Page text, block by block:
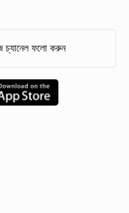
চ্যানেল ফলো করুন